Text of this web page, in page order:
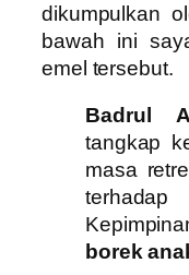
dikumpulkan
bawah ini
emel tersebut.
Badrul
tangkap
masa
borek